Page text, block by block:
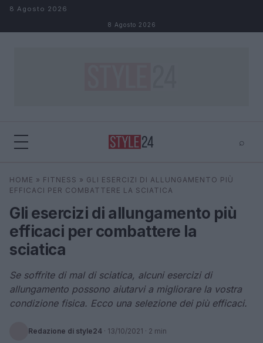
Salta al contenuto
8 Agosto 2026
8 Agosto 2026
⌕
Cerca ⌕
HOME » FITNESS » GLI ESERCIZI DI ALLUNGAMENTO PIÙ
EFFICACI PER COMBATTERE LA SCIATICA
Gli esercizi di allungamento più
efficaci per combattere la
sciatica
Se soffrite di mal di sciatica, alcuni esercizi di
allungamento possono aiutarvi a migliorare la vostra
condizione fisica. Ecco una selezione dei più efficaci.
Redazione di style24 · 13/10/2021 · 2 min